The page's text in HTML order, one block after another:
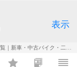
表示